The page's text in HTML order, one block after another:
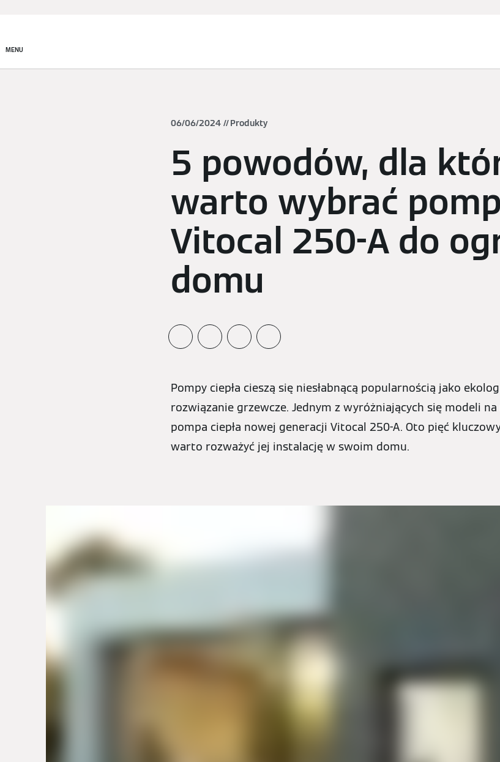
MENU
06/06/2024 Produkty
5 powodów, dla
warto wybrać
Vitocal 250-A do
domu
Pompy ciepła cieszą się niesłabnącą popularnością jako
rozwiązanie grzewcze. Jednym z wyróżniających się modeli
pompa ciepła nowej generacji Vitocal 250-A. Oto pięć
warto rozważyć jej instalację w swoim domu.